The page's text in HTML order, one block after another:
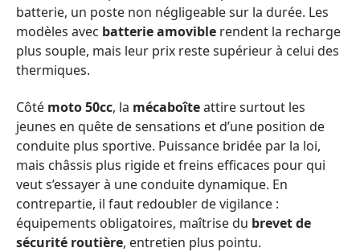
batterie, un poste non négligeable sur la durée. Les
modèles avec batterie amovible rendent la recharge
plus souple, mais leur prix reste supérieur à celui des
thermiques.
Côté moto 50cc, la mécaboîteattire surtout les
jeunes en quête de sensations et d’une position de
conduite plus sportive. Puissance bridée par la loi,
mais châssis plus rigide et freins efficaces pour qui
veut s’essayer à une conduite dynamique. En
contrepartie, il faut redoubler de vigilance :
équipements obligatoires, maîtrise du brevet de
sécurité routière, entretien plus pointu.